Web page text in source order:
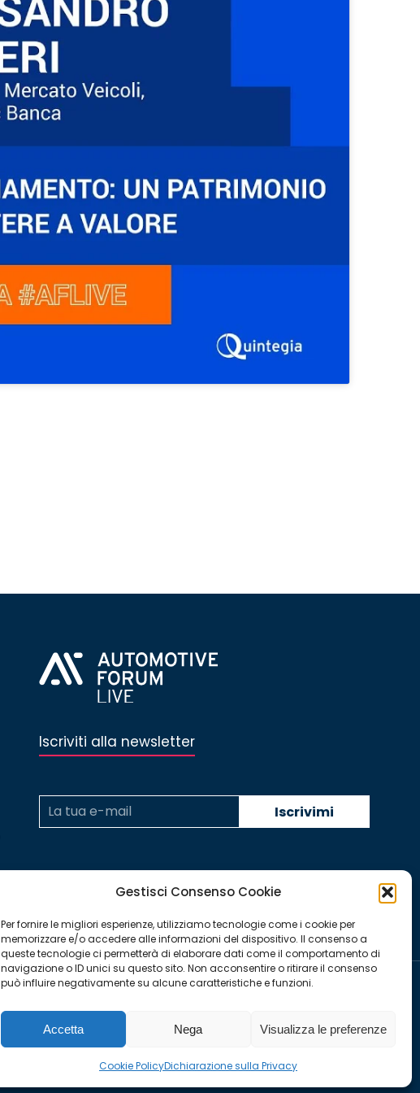
Gestisci Consenso Cookie
Per fornire le migliori esperienze, utilizziamo tecnologie come i cookie per
memorizzare e/o accedere alle informazioni del dispositivo. Il consenso a
queste tecnologie ci permetterà di elaborare dati come il comportamento di
navigazione o ID unici su questo sito. Non acconsentire o ritirare il consenso
può influire negativamente su alcune caratteristiche e funzioni.
Accetta Nega Visualizza le preferenze
Cookie PolicyDichiarazione sulla Privacy
Iscriviti alla newsletter
YouTube
opens
in
Linkedin
opens
in
Facebook
in
Instagram
in
Twitter
in